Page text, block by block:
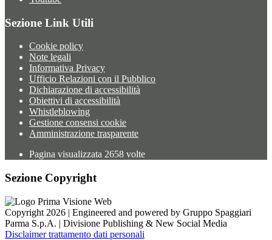
Sezione Link Utili
Cookie policy
Note legali
Informativa Privacy
Ufficio Relazioni con il Pubblico
Dichiarazione di accessibilità
Obiettivi di accessibilità
Whistleblowing
Gestione consensi cookie
Amministrazione trasparente
Pagina visualizzata 2658 volte
Sezione Copyright
Copyright 2026 | Engineered and powered by Gruppo Spaggiari
Parma S.p.A. | Divisione Publishing & New Social Media
Disclaimer trattamento dati personali